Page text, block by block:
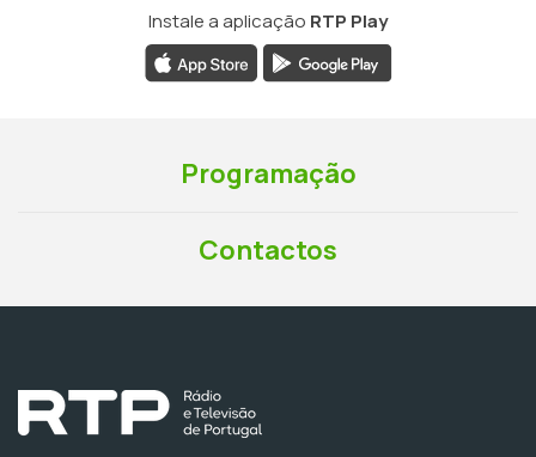
Instale a aplicação RTP Play
Programação
Contactos